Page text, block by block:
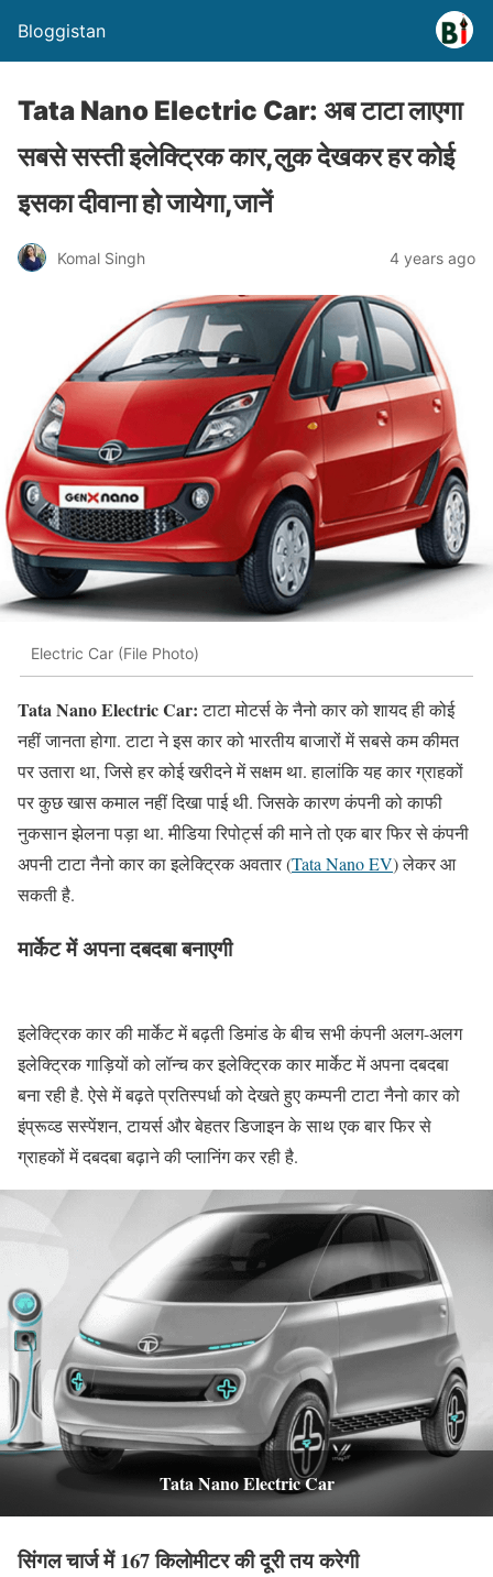
Bloggistan
Tata Nano Electric Car: अब टाटा लाएगा
सबसे सस्ती इलेक्ट्रिक कार,लुक देखकर हर कोई
इसका दीवाना हो जायेगा,जानें
Komal Singh 4 years ago
Electric Car (File Photo)
Tata Nano Electric Car:टाटा मोटर्स के नैनो कार को शायद ही कोई
नहीं जानता होगा. टाटा ने इस कार को भारतीय बाजारों में सबसे कम कीमत
पर उतारा था, जिसे हर कोई खरीदने में सक्षम था. हालांकि यह कार ग्राहकों
पर कुछ खास कमाल नहीं दिखा पाई थी. जिसके कारण कंपनी को काफी
नुकसान झेलना पड़ा था. मीडिया रिपोर्ट्स की माने तो एक बार फिर से कंपनी
अपनी टाटा नैनो कार का इलेक्ट्रिक अवतार (Tata Nano EV) लेकर आ
सकती है.
मार्केट में अपना दबदबा बनाएगी
इलेक्ट्रिक कार की मार्केट में बढ़ती डिमांड के बीच सभी कंपनी अलग-अलग
इलेक्ट्रिक गाड़ियों को लॉन्च कर इलेक्ट्रिक कार मार्केट में अपना दबदबा
बना रही है. ऐसे में बढ़ते प्रतिस्पर्धा को देखते हुए कम्पनी टाटा नैनो कार को
इंप्रूव्ड सस्पेंशन, टायर्स और बेहतर डिजाइन के साथ एक बार फिर से
ग्राहकों में दबदबा बढ़ाने की प्लानिंग कर रही है.
Tata Nano Electric Car
सिंगल चार्ज में 167 किलोमीटर की दूरी तय करेगी